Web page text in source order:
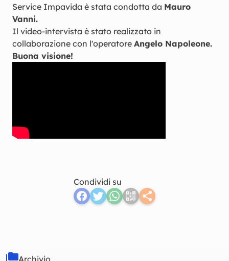
Service Impavida è stata condotta da Mauro
Vanni.
Il video-intervista è stato realizzato in
collaborazione con l'operatore Angelo Napoleone.
Buona visione!
Condividi su
Archivio